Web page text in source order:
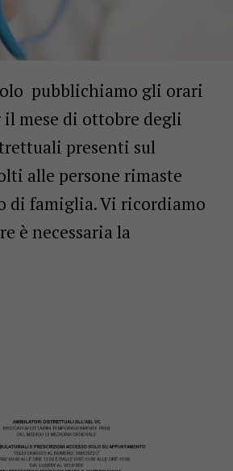
pubblichiamo gli orari
mese di ottobre degli
presenti sul
alle persone rimaste
di famiglia. Vi ricordiamo
è necessaria la